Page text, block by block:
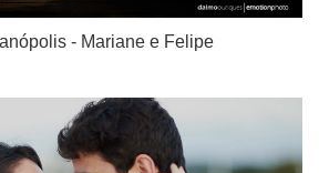
- Mariane e Felipe